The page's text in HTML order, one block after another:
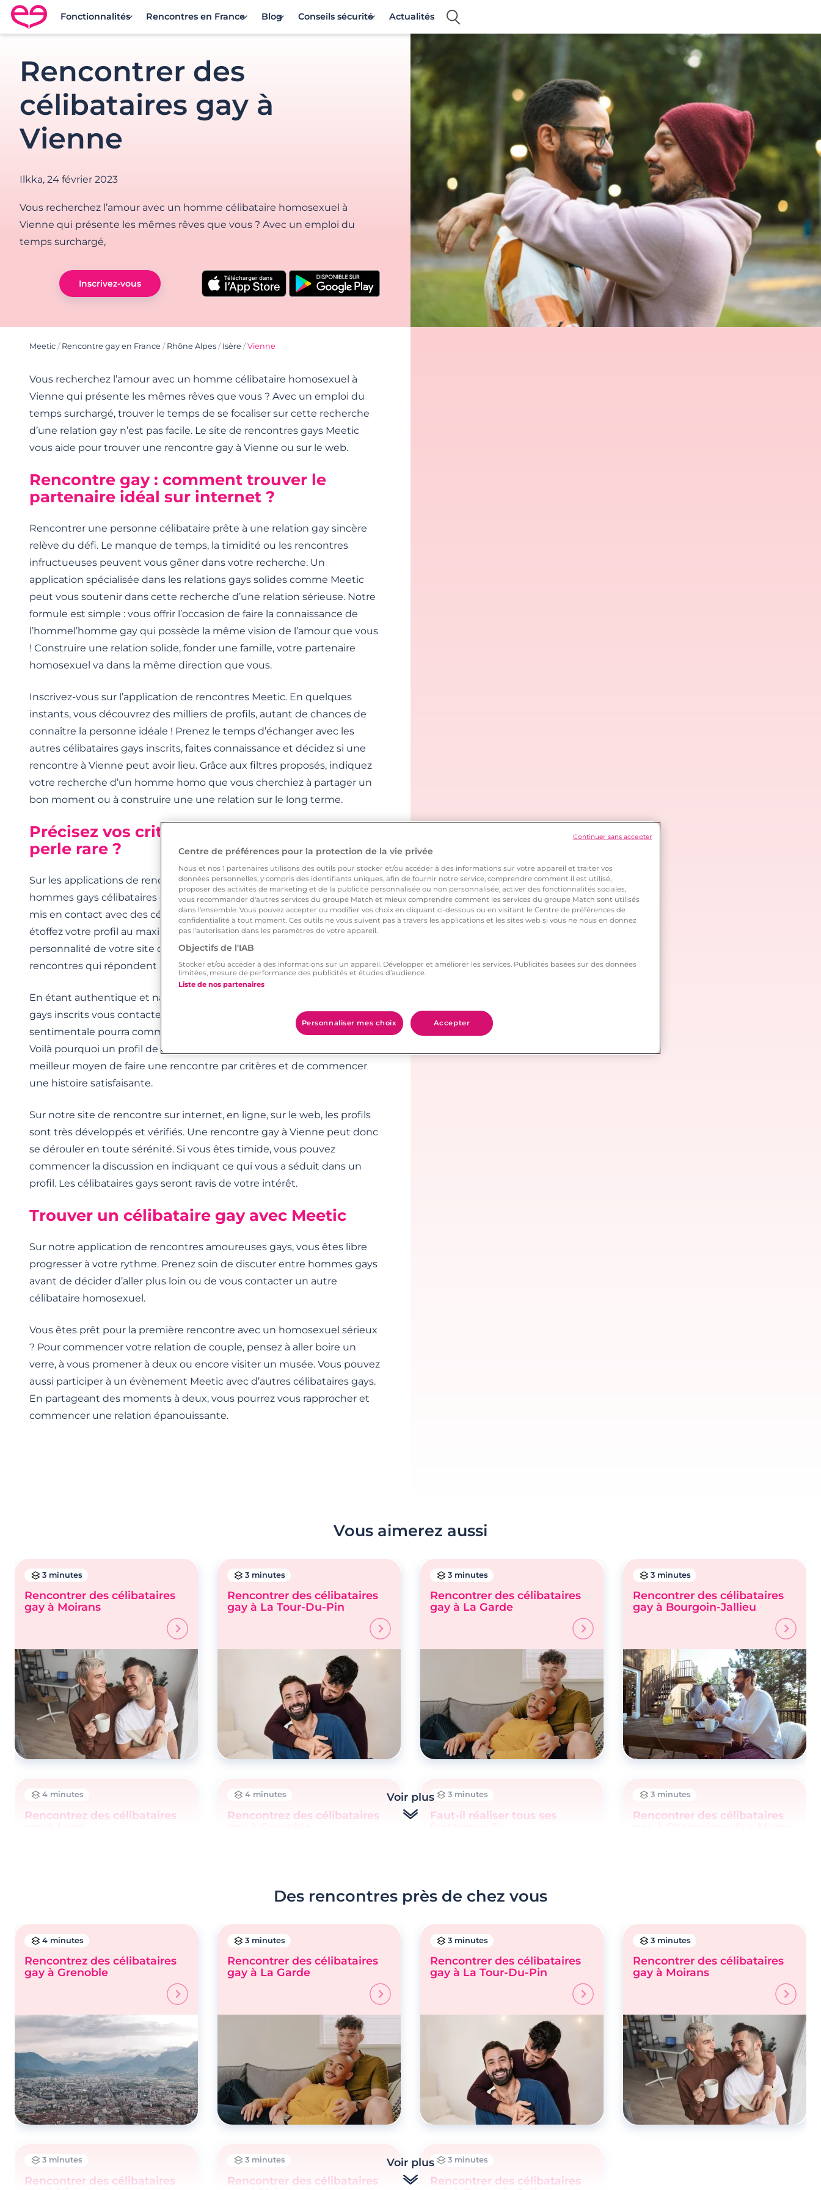
Rencontre en France avec Meetic
Fonctionnalités Rencontres en France Blog Conseils sécurité Actualités
Rencontrer des
célibataires gay à
Vienne
Ilkka, 24 février 2023
Vous recherchez l’amour avec un homme célibataire homosexuel à
Vienne qui présente les mêmes rêves que vous ? Avec un emploi du
temps surchargé,
Inscrivez-vous
Meetic / Rencontre gay en France / Rhône Alpes / Isère /Vienne
Vous recherchez l’amour avec un homme célibataire homosexuel à
Vienne qui présente les mêmes rêves que vous ? Avec un emploi du
temps surchargé, trouver le temps de se focaliser sur cette recherche
d’une relation gay n’est pas facile. Le site de rencontres gays Meetic
vous aide pour trouver une rencontre gay à Vienne ou sur le web.
Rencontre gay : comment trouver le
partenaire idéal sur internet ?
Rencontrer une personne célibataire prête à une relation gay sincère
relève du défi. Le manque de temps, la timidité ou les rencontres
infructueuses peuvent vous gêner dans votre recherche. Un
application spécialisée dans les relations gays solides comme Meetic
peut vous soutenir dans cette recherche d’une relation sérieuse. Notre
formule est simple : vous offrir l’occasion de faire la connaissance de
l’hommel’homme gay qui possède la même vision de l’amour que vous
! Construire une relation solide, fonder une famille, votre partenaire
homosexuel va dans la même direction que vous.
Inscrivez-vous sur l’application de rencontres Meetic. En quelques
instants, vous découvrez des milliers de profils, autant de chances de
connaître la personne idéale ! Prenez le temps d’échanger avec les
autres célibataires gays inscrits, faites connaissance et décidez si une
rencontre à Vienne peut avoir lieu. Grâce aux filtres proposés, indiquez
votre recherche d’un homme homo que vous cherchiez à partager un
bon moment ou à construire une une relation sur le long terme.
Précisez vos critères pour rencontrer la
perle rare ?
Sur les applications de rencontres, vous êtes mis en relation avec des
hommes gays célibataires qui désirent une relation sérieuse. Pour être
mis en contact avec des célibataires qui partagent les mêmes affinités,
étoffez votre profil au maximum. À partir de votre description le test de
personnalité de votre site de rencontre favorise les nouvelles
rencontres qui répondent à vos critères.
En étant authentique et naturel et en ajoutant une photo de profil, les
gays inscrits vous contacteront pour faire connaissance. Une relation
sentimentale pourra commencer si vous partez sur de bonnes bases.
Voilà pourquoi un profil de célibataire complet représente,constitue le
meilleur moyen de faire une rencontre par critères et de commencer
une histoire satisfaisante.
Sur notre site de rencontre sur internet, en ligne, sur le web, les profils
sont très développés et vérifiés. Une rencontre gay à Vienne peut donc
se dérouler en toute sérénité. Si vous êtes timide, vous pouvez
commencer la discussion en indiquant ce qui vous a séduit dans un
profil. Les célibataires gays seront ravis de votre intérêt.
Trouver un célibataire gay avec Meetic
Sur notre application de rencontres amoureuses gays, vous êtes libre
progresser à votre rythme. Prenez soin de discuter entre hommes gays
avant de décider d’aller plus loin ou de vous contacter un autre
célibataire homosexuel.
Vous êtes prêt pour la première rencontre avec un homosexuel sérieux
? Pour commencer votre relation de couple, pensez à aller boire un
verre, à vous promener à deux ou encore visiter un musée. Vous pouvez
aussi participer à un évènement Meetic avec d’autres célibataires gays.
En partageant des moments à deux, vous pourrez vous rapprocher et
commencer une relation épanouissante.
Vous aimerez aussi
3 minutes
Rencontrer des célibataires
gay à Moirans
3 minutes
Rencontrer des célibataires
gay à La Tour-Du-Pin
3 minutes
Rencontrer des célibataires
gay à La Garde
3 minutes
Rencontrer des célibataires
gay à Bourgoin-Jallieu
4 minutes
Rencontrez des célibataires
4 minutes
Rencontrez des célibataires
3 minutes
Faut-il réaliser tous ses
3 minutes
Rencontrer des célibataires
Voir plus
Des rencontres près de chez vous
4 minutes
Rencontrez des célibataires
gay à Grenoble
3 minutes
Rencontrer des célibataires
gay à La Garde
3 minutes
Rencontrer des célibataires
gay à La Tour-Du-Pin
3 minutes
Rencontrer des célibataires
gay à Moirans
3 minutes
Rencontrer des célibataires
3 minutes
Rencontrer des célibataires
3 minutes
Rencontrer des célibataires
Voir plus
Centre de préférences pour la protection de la vie privée
Nous et nos 1 partenaires utilisons des outils pour stocker et/ou accéder à des informations sur votre appareil et traiter vos
données personnelles, y compris des identifiants uniques, afin de fournir notre service, comprendre comment il est utilisé,
proposer des activités de marketing et de la publicité personnalisée ou non personnalisée, activer des fonctionnalités sociales,
vous recommander d'autres services du groupe Match et mieux comprendre comment les services du groupe Match sont utilisés
dans l'ensemble. Vous pouvez accepter ou modifier vos choix en cliquant ci-dessous ou en visitant le Centre de préférences de
confidentialité à tout moment. Ces outils ne vous suivent pas à travers les applications et les sites web si vous ne nous en donnez
pas l'autorisation dans les paramètres de votre appareil.
Objectifs de l'IAB
Stocker et/ou accéder à des informations sur un appareil. Développer et améliorer les services. Publicités basées sur des données
limitées, mesure de performance des publicités et études d’audience.
Liste de nos partenaires
Personnaliser mes choix Accepter
Continuer sans accepter